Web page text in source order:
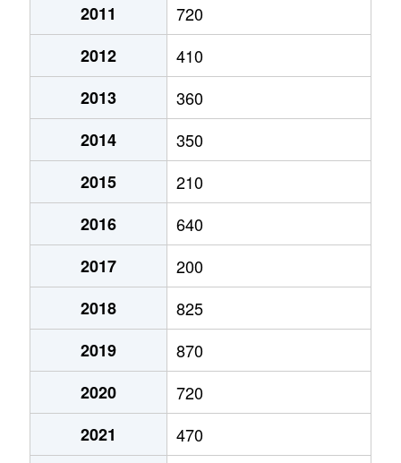
2011
720
2012
410
2013
360
2014
350
2015
210
2016
640
2017
200
2018
825
2019
870
2020
720
2021
470